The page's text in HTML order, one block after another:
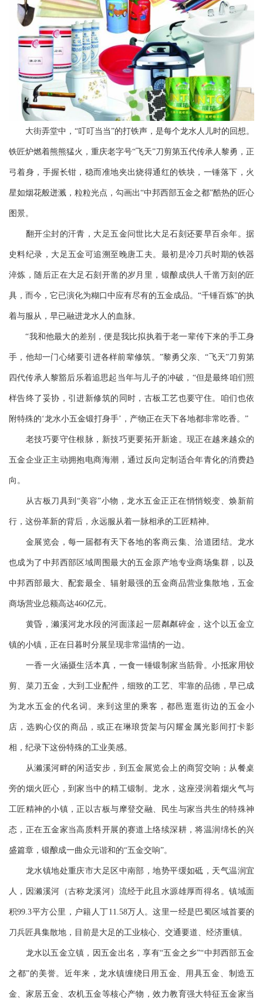
大街弄堂中，“叮叮当当”的打铁声，是每个龙水人儿时的回想。
铁匠炉燃着熊熊猛火，重庆老字号“飞天”刀剪第五代传承人黎勇，正
弓着身，手握长钳，稳而准地夹出烧得通红的铁块，一锤落下，火
星如烟花般迸溅，粒粒光点，勾画出“中邦西部五金之都”酷热的匠心
图景。
翻开尘封的汗青，大足五金问世比大足石刻还要早百余年。据
史料纪录，大足五金可追溯至晚唐工夫。最初是冷刀兵时期的铁器
淬炼，随后正在大足石刻开凿的岁月里，锻酿成供人千凿万刻的匠
具，而今，它已演化为糊口中应有尽有的五金成品。“千锤百炼”的执
着与服从，早已融进龙水人的血脉。
“我和他最大的差别，便是我比拟执着于老一辈传下来的手工身
手，他却一门心绪要引进各样前辈修筑。”黎勇父亲、“飞天”刀剪第
四代传承人黎豁后乐着追思起当年与儿子的冲破，“但是最终咱们照
样告终了妥协，引进新修筑的同时，古板工艺也要守住。咱们也依
附特殊的‘龙水小五金锻打身手’，产物正在天下各地都非常吃香。”
老技巧要守住根脉，新技巧更要拓开新途。现正在越来越众的
五金企业正主动拥抱电商海潮，通过反向定制适合年青化的消费趋
向。
从古板刀具到“美容”小物，龙水五金正正在悄悄蜕变、焕新前
行，这份革新的背后，永远服从着一脉相承的工匠精神。
金展览会，每一届都有天下各地的客商云集、洽道团结。龙水
也成为了中邦西部区域周围最大的五金原产地专业商场集群，以及
中邦西部最大、配套最全、辐射最强的五金商品营业集散地，五金
商场营业总额高达460亿元。
黄昏，濑溪河龙水段的河面漾起一层粼粼碎金，这个以五金立
镇的小镇，正在日暮时分展呈现非常温情的一边。
一香一火涵摄生活本真，一食一锤锻制家当筋骨。小抵家用铰
剪、菜刀 五金 ，大到工业配件，细致的工艺、牢靠的品德，早已成
为龙水五金的代名词。来到这里的乘客，都邑逛逛街边的五金小
店，选购心仪的商品，或正在琳琅货架与闪耀金属光影间打卡影
相，纪录下这份特殊的工业美感。
从濑溪河畔的闲适安步，到五金展览会上的商贸交响；从餐桌
旁的烟火匠心，到家当中的精工锻制。龙水，这座浸润着烟火气与
工匠精神的小镇，正以古板与摩登交融、民生与家当共生的特殊神
态，正在五金家当高质料开展的赛道上络续深耕，将温润绵长的兴
盛篇章，锻酿成一曲众元谐和的“五金交响”。
龙水镇地处重庆市大足区中南部，地势平缓如砥，天气温润宜
人，因濑溪河（古称龙溪河）流经于此且水源雄厚而得名。镇域面
积99.3平方公里，户籍人丁11.58万人。这里一经是巴蜀区域首要的
刀兵匠具集散地，目前是大足的工业核心、交通要道、经济重镇。
龙水以五金立镇，因五金出名，享有“五金之乡”“中邦西部五金
之都”的美誉。近年来，龙水镇缠绕日用五金、用具五金、制造五
金、家居五金、农机五金等核心产物，效力教育强大特征五金家当